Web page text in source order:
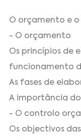
O orçamento e
- O orçamento
Os princípios de
funcionamento
As fases de
A importância
- O controlo
Os objectivos